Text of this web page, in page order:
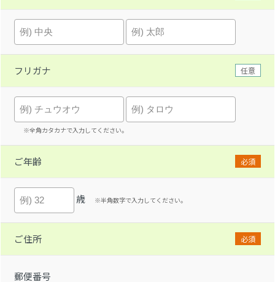
フリガナ 任意
※全角カタカナで入力してください。
ご年齢 必須
歳 ※半角数字で入力してください。
ご住所 必須
郵便番号